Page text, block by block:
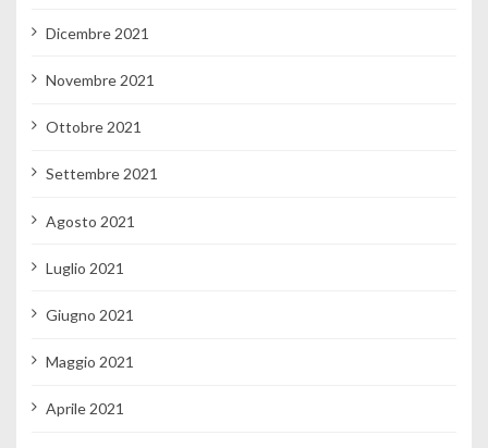
Dicembre 2021
Novembre 2021
Ottobre 2021
Settembre 2021
Agosto 2021
Luglio 2021
Giugno 2021
Maggio 2021
Aprile 2021